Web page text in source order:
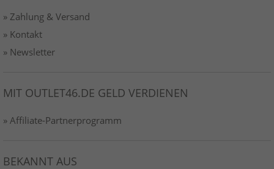
» Zahlung & Versand
» Kontakt
» Newsletter
MIT OUTLET46.DE GELD VERDIENEN
» Affiliate-Partnerprogramm
BEKANNT AUS